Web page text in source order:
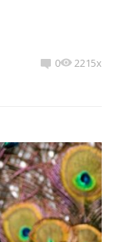
0 2215x